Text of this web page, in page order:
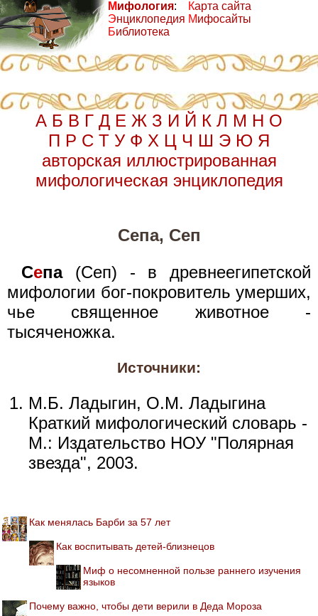
Мифология:
Энциклопедия
Библиотека
Карта сайта
Мифосайты
А Б В Г Д Е Ж З И Й К Л М Н О
П Р С Т У Ф Х Ц Ч Ш Э Ю Я
авторская иллюстрированная
мифологическая энциклопедия
Сепа, Сеп
Сепа(Сеп) - в древнеегипетской
мифологии бог-покровитель умерших,
чье священное животное -
тысяченожка.
Источники:
М.Б. Ладыгин, О.М. Ладыгина
Краткий мифологический словарь -
М.: Издательство НОУ "Полярная
звезда", 2003.
Как менялась Барби за 57 лет
Как воспитывать детей-близнецов
Миф о несомненной пользе раннего изучения
языков
Почему важно, чтобы дети верили в Деда Мороза